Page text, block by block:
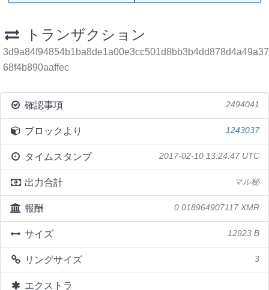
トランザクション
3d9a84f94854b1ba8de1a00e3cc501d8bb3b4dd878d4a49a37
68f4b890aaffec
確認事項 2494041
ブロックより 1243037
タイムスタンプ 2017-02-10 13:24:47 UTC
出力合計 マル秘
報酬 0.018964907117 XMR
サイズ 12923 B
リングサイズ 3
エクストラ